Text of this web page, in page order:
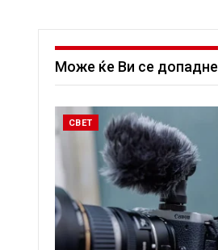
Може ќе Ви се допадне
СВЕТ